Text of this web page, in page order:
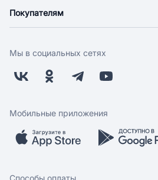
Новости
Поставщикам
Заводчикам
Обратная связь
Покупателям
Оплата
Бонусная программа
Скидки и акции
Мобильное приложение
Мы в социальных сетях
Мобильные приложения